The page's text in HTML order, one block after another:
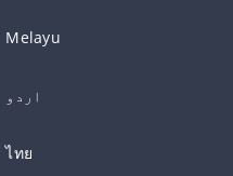
Melayu
اردو
ไทย